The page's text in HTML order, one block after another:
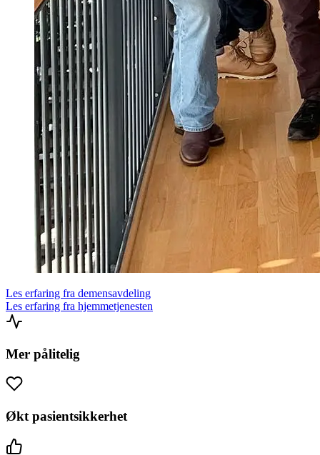
Les erfaring fra demensavdeling
Les erfaring fra hjemmetjenesten
Mer pålitelig
Økt pasientsikkerhet